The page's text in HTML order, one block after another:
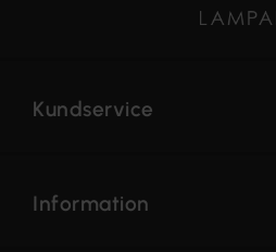
Kundservice
Information